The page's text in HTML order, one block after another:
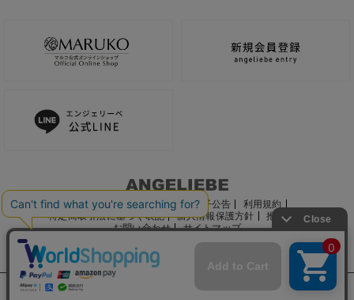
ご利用ガイド 会社概要 電子公告
利用規約
特定商取引法に基づく表記
個人情報保護方針
推奨環境
お問い合わせ
サイトマップ
サイト内の文章、画像などの著作物はマルコ株式会社に属します。